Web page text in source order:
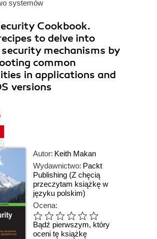
systemów
Cookbook.
to delve into
mechanisms by
common
in applications and
versions
Autor: Keith Makan
Wydawnictwo: Packt
Publishing (Z chęcią
przeczytam książkę w
języku polskim)
Ocena:
Bądź pierwszym, który
oceni tę książkę